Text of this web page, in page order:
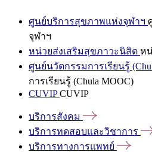
ศูนย์บริการสุขภาพแห่งจุฬาฯ
จุฬาฯ
หน่วยส่งเสริมสุขภาวะนิสิต ห
ศูนย์นวัตกรรมการเรียนรู้
การเรียนรู้ (Chula MOOC)
CUVIPCUVIP
บริการสังคม
บริการทดสอบและวิชาการ
บริการทางการแพทย์